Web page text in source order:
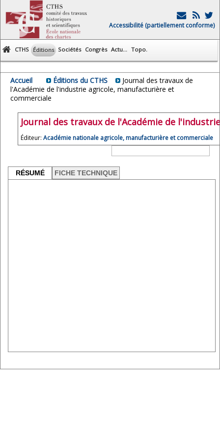
Accessibilité (partiellement conforme)
CTHS Éditions Sociétés Congrès Actu... Topo.
Accueil Éditions du CTHS
Journal des travaux de
l'Académie de l'industrie agricole, manufacturière et
commerciale
Journal des travaux de l'Académie de
Éditeur: Académie nationale agricole, manufacturière et commerciale
RÉSUMÉ FICHE TECHNIQUE